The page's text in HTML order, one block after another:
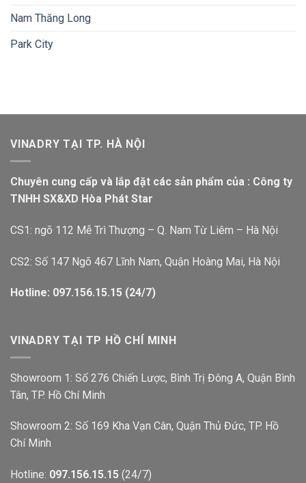
Nam Thăng Long
Park City
VINADRY TẠI TP. HÀ NỘI
Chuyên cung cấp và lắp đặt các sản phẩm của : Công ty
TNHH SX&XD Hòa Phát Star
CS1: ngõ 112 Mễ Trì Thượng – Q. Nam Từ Liêm – Hà Nội
CS2: Số 147 Ngõ 467 Lĩnh Nam, Quận Hoàng Mai, Hà Nội
Hotline: 097.156.15.15 (24/7)
VINADRY TẠI TP HỒ CHÍ MINH
Showroom 1: Số 276 Chiến Lược, Bình Trị Đông A, Quận Bình
Tân, TP. Hồ Chí Minh
Showroom 2: Số 169 Kha Vạn Cân, Quận Thủ Đức, TP. Hồ
Chí Minh
Hotline: 097.156.15.15 (24/7)